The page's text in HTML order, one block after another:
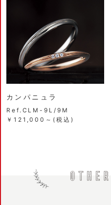
カンパニュラ
Ref.CLM-9L/9M
￥121,000～(税込)